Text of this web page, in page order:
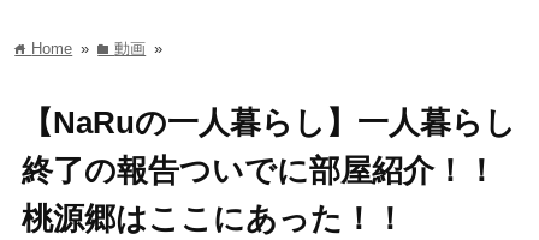
home Home » folder動画 »
【NaRuの一人暮らし】一人暮らし
終了の報告ついでに部屋紹介！！
桃源郷はここにあった！！